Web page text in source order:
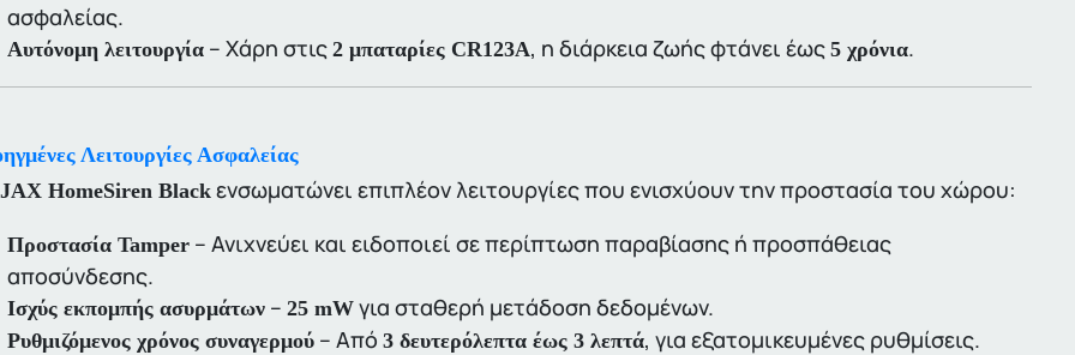
ασφαλείας.
Αυτόνομη λειτουργία– Χάρη στις 2 μπαταρίες CR123A, η διάρκεια ζωής φτάνει έως 5 χρόνια.
Λειτουργίες Ασφαλείας
HomeSiren Blackενσωματώνει επιπλέον λειτουργίες που ενισχύουν την προστασία του χώρου:
Προστασία Tamper– Ανιχνεύει και ειδοποιεί σε περίπτωση παραβίασης ή προσπάθειας
αποσύνδεσης.
Ισχύς εκπομπής ασυρμάτων– 25 mWγια σταθερή μετάδοση δεδομένων.
Ρυθμιζόμενος χρόνος συναγερμού– Από 3 δευτερόλεπτα έως 3 λεπτά, για εξατομικευμένες ρυθμίσεις.